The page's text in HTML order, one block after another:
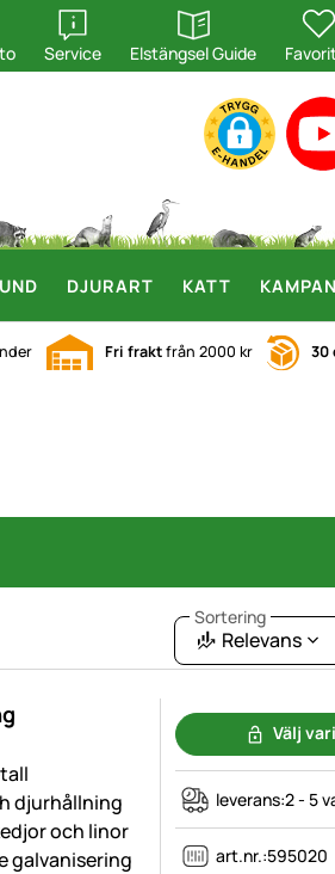
Service
öppna
Elstängsel Guide
öppna
DJURART KATT
Fri fraktfrån 2000 kr 30
Sortering
Relevans
djurhållning
och linor
galvanisering
Välj
leverans:2 - 5
art.nr.:595020